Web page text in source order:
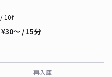
/ 10件
¥30〜 / 15分
再入庫